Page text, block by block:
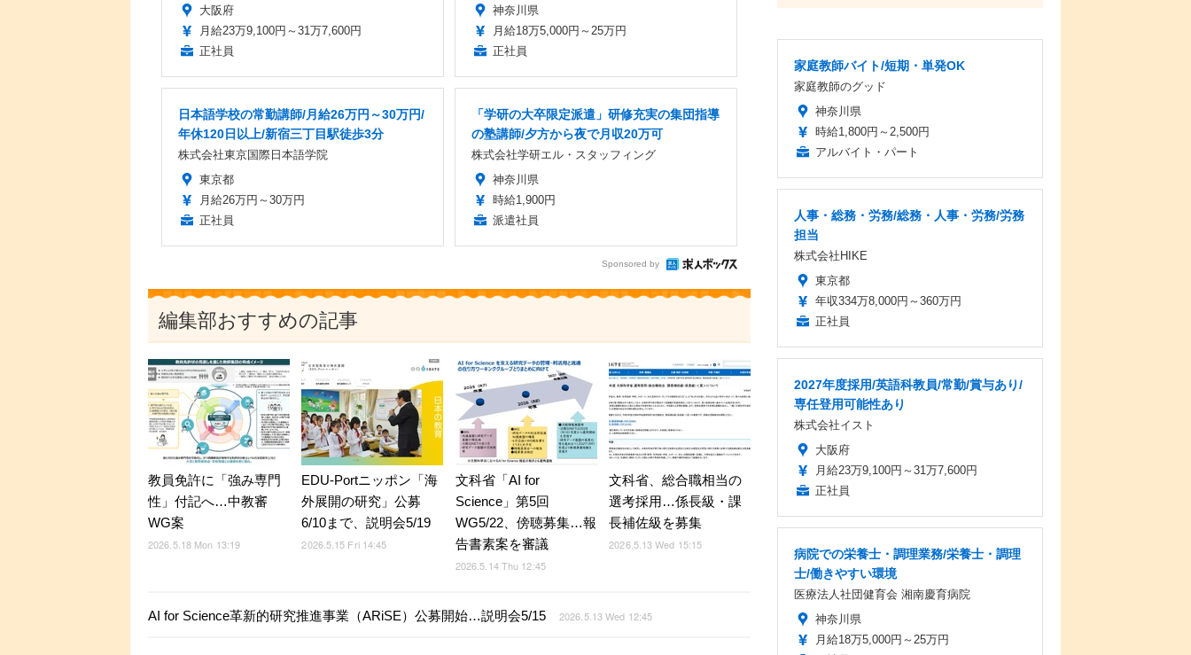
大阪府
月給23万9,100円～31万7,600円
正社員
神奈川県
月給18万5,000円～25万円
正社員
日本語学校の常勤講師/月給26万円～30万円/
年休120日以上/新宿三丁目駅徒歩3分
株式会社東京国際日本語学院
東京都
月給26万円～30万円
正社員
「学研の大卒限定派遣」研修充実の集団指導
の塾講師/夕方から夜で月収20万可
株式会社学研エル・スタッフィング
神奈川県
時給1,900円
派遣社員
Sponsored by
編集部おすすめの記事
教員免許に「強み専門
性」付記へ…中教審
WG案
2026.5.18 Mon 13:19
EDU-Portニッポン「海
外展開の研究」公募
6/10まで、説明会5/19
2026.5.15 Fri 14:45
文科省「AI for
Science」第5回
WG5/22、傍聴募集…報
告書素案を審議
2026.5.14 Thu 12:45
文科省、総合職相当の
選考採用…係長級・課
長補佐級を募集
2026.5.13 Wed 15:15
AI for Science革新的研究推進事業（ARiSE）公募開始…説明会5/15 2026.5.13 Wed 12:45
家庭教師バイト/短期・単発OK
家庭教師のグッド
神奈川県
時給1,800円～2,500円
アルバイト・パート
人事・総務・労務/総務・人事・労務/労務
担当
株式会社HIKE
東京都
年収334万8,000円～360万円
正社員
2027年度採用/英語科教員/常勤/賞与あり/
専任登用可能性あり
株式会社イスト
大阪府
月給23万9,100円～31万7,600円
正社員
病院での栄養士・調理業務/栄養士・調理
士/働きやすい環境
医療法人社団健育会 湘南慶育病院
神奈川県
月給18万5,000円～25万円